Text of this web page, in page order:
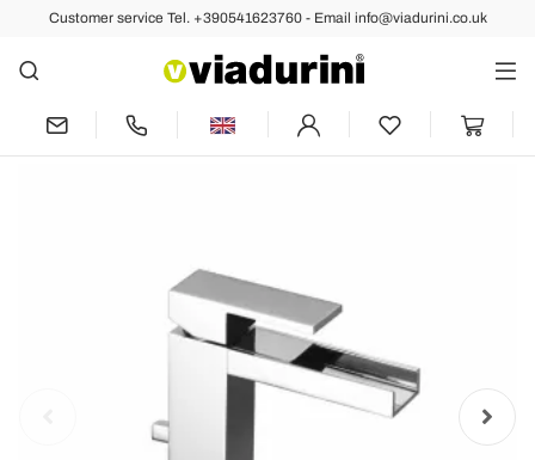
Customer service Tel. +390541623760 - Email info@viadurini.co.uk
Back Previous Next
Bathroom Sink Mixer with Brass Drain
Made in Italy - Bibo